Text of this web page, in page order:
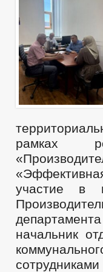
рамках
участие в
начальник